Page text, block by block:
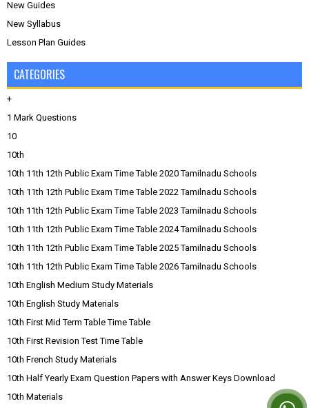
New Guides
New Syllabus
Lesson Plan Guides
CATEGORIES
+
1 Mark Questions
10
10th
10th 11th 12th Public Exam Time Table 2020 Tamilnadu Schools
10th 11th 12th Public Exam Time Table 2022 Tamilnadu Schools
10th 11th 12th Public Exam Time Table 2023 Tamilnadu Schools
10th 11th 12th Public Exam Time Table 2024 Tamilnadu Schools
10th 11th 12th Public Exam Time Table 2025 Tamilnadu Schools
10th 11th 12th Public Exam Time Table 2026 Tamilnadu Schools
10th English Medium Study Materials
10th English Study Materials
10th First Mid Term Table Time Table
10th First Revision Test Time Table
10th French Study Materials
10th Half Yearly Exam Question Papers with Answer Keys Download
10th Materials